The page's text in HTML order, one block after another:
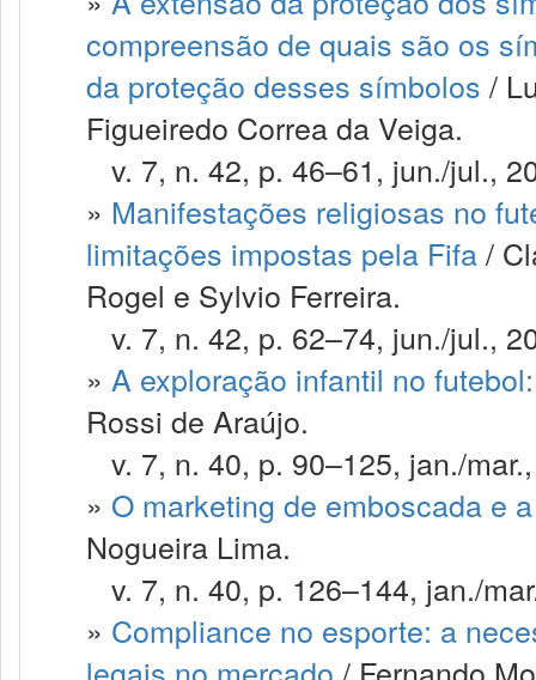
compreensão de quais são os
da proteção desses símbolos /
Figueiredo Correa da Veiga.
v. 7, n. 42, p. 46–61, jun./jul.,
» Manifestações religiosas no
limitações impostas pela Fifa/
Rogel e Sylvio Ferreira.
v. 7, n. 42, p. 62–74, jun./jul.,
» A exploração infantil no
Rossi de Araújo.
v. 7, n. 40, p. 90–125, jan./
» O marketing de emboscada e
Nogueira Lima.
v. 7, n. 40, p. 126–144, jan./
» Compliance no esporte: a